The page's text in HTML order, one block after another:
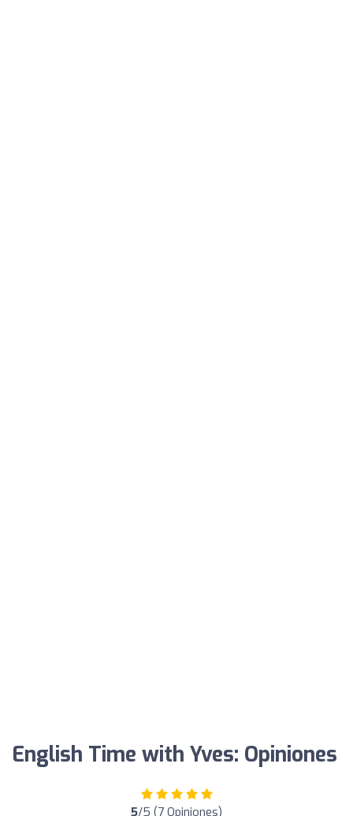
English Time with Yves: Opiniones
5/5 (7 Opiniones)